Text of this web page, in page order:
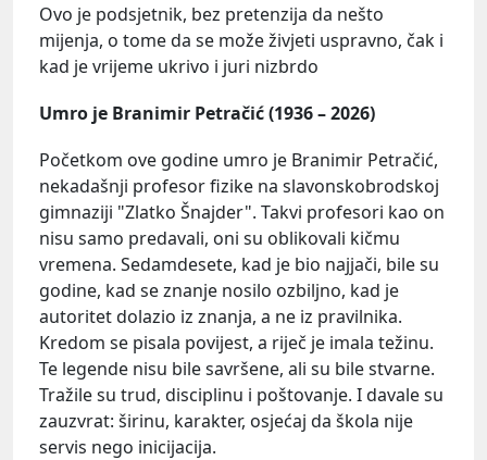
Ovo je podsjetnik, bez pretenzija da nešto
mijenja, o tome da se može živjeti uspravno, čak i
kad je vrijeme ukrivo i juri nizbrdo
Umro je Branimir Petračić (1936 – 2026)
Početkom ove godine umro je Branimir Petračić,
nekadašnji profesor fizike na slavonskobrodskoj
gimnaziji "Zlatko Šnajder". Takvi profesori kao on
nisu samo predavali, oni su oblikovali kičmu
vremena. Sedamdesete, kad je bio najjači, bile su
godine, kad se znanje nosilo ozbiljno, kad je
autoritet dolazio iz znanja, a ne iz pravilnika.
Kredom se pisala povijest, a riječ je imala težinu.
Te legende nisu bile savršene, ali su bile stvarne.
Tražile su trud, disciplinu i poštovanje. I davale su
zauzvrat: širinu, karakter, osjećaj da škola nije
servis nego inicijacija.